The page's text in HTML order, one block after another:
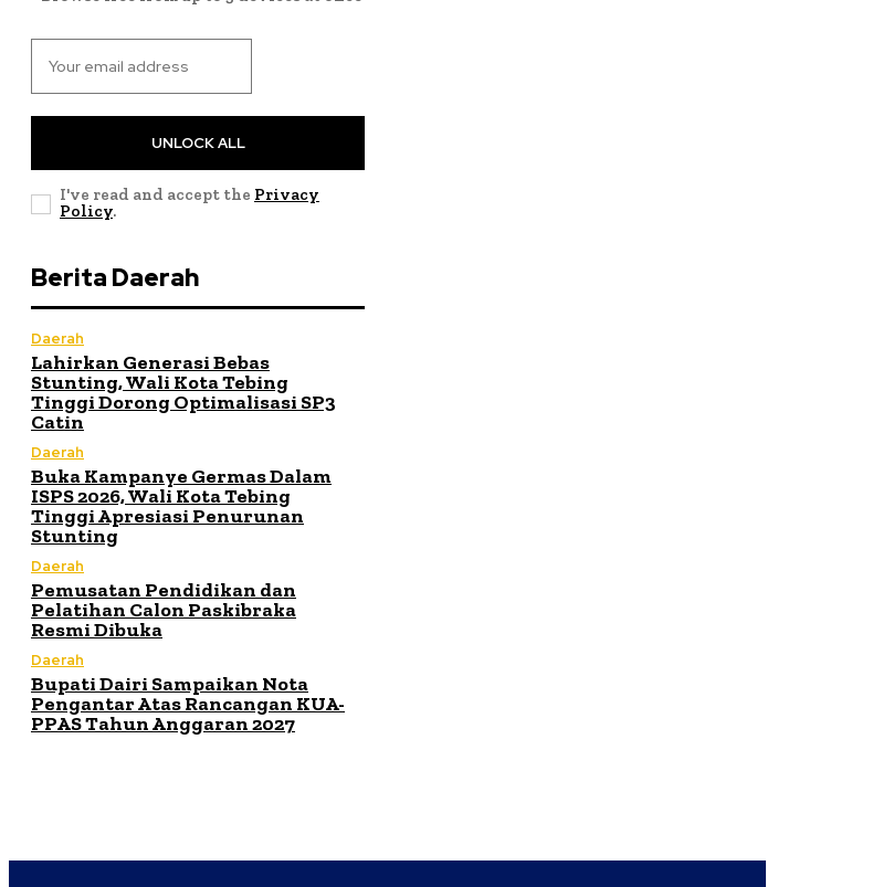
UNLOCK ALL
I've read and accept the Privacy
Policy.
Berita Daerah
Daerah
Lahirkan Generasi Bebas
Stunting, Wali Kota Tebing
Tinggi Dorong Optimalisasi SP3
Catin
Daerah
Buka Kampanye Germas Dalam
ISPS 2026, Wali Kota Tebing
Tinggi Apresiasi Penurunan
Stunting
Daerah
Pemusatan Pendidikan dan
Pelatihan Calon Paskibraka
Resmi Dibuka
Daerah
Bupati Dairi Sampaikan Nota
Pengantar Atas Rancangan KUA-
PPAS Tahun Anggaran 2027